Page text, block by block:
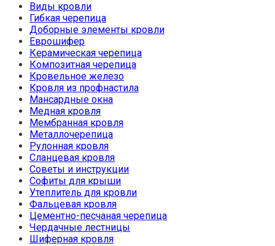
Виды кровли
Гибкая черепица
Доборные элементы кровли
Еврошифер
Керамическая черепица
Композитная черепица
Кровельное железо
Кровля из профнастила
Мансардные окна
Медная кровля
Мембранная кровля
Металлочерепица
Рулонная кровля
Сланцевая кровля
Советы и инструкции
Софиты для крыши
Утеплитель для кровли
Фальцевая кровля
Цементно-песчаная черепица
Чердачные лестницы
Шиферная кровля